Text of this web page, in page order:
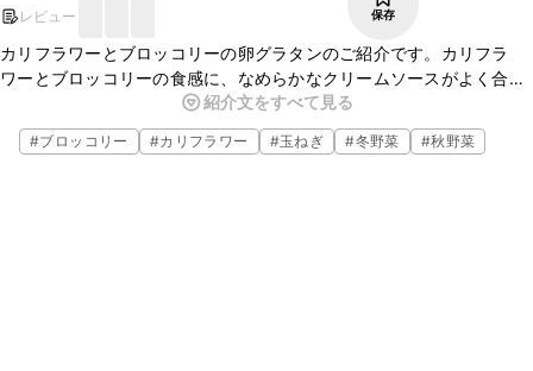
レビュー
保存
カリフラワーとブロッコリーの卵グラタンのご紹介です。カリフラ
ワーとブロッコリーの食感に、なめらかなクリームソースがよく合い
ます。さらにゆで卵を加えて彩りよく、ボリュームある一品に仕上
がってます。ぜひお試しくださいね。
紹介文をすべて見る
#ブロッコリー #カリフラワー #玉ねぎ #冬野菜 #秋野菜